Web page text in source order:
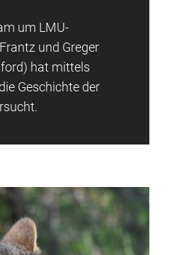
um LMU-
und Greger
hat mittels
Geschichte der